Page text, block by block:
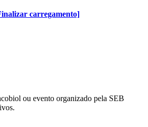
carregamento]
para associados
ou evento organizado pela SEB